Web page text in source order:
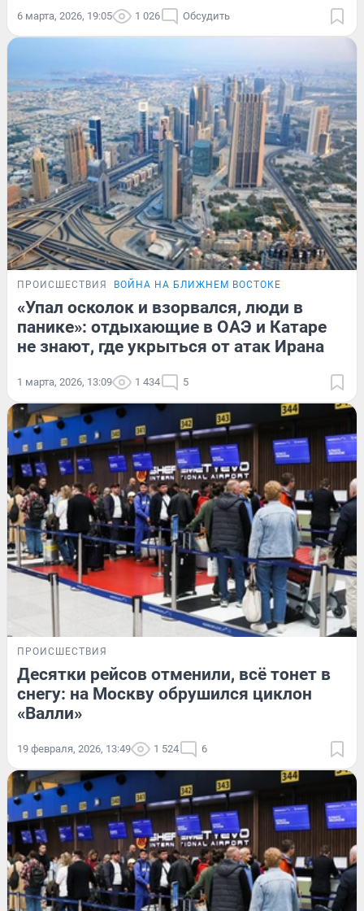
6 марта, 2026, 19:05 1 026 Обсудить
ПРОИСШЕСТВИЯ ВОЙНА НА БЛИЖНЕМ ВОСТОКЕ
«Упал осколок и взорвался, люди в
панике»: отдыхающие в ОАЭ и Катаре
не знают, где укрыться от атак Ирана
1 марта, 2026, 13:09 1 434 5
ПРОИСШЕСТВИЯ
Десятки рейсов отменили, всё тонет в
снегу: на Москву обрушился циклон
«Валли»
19 февраля, 2026, 13:49 1 524 6